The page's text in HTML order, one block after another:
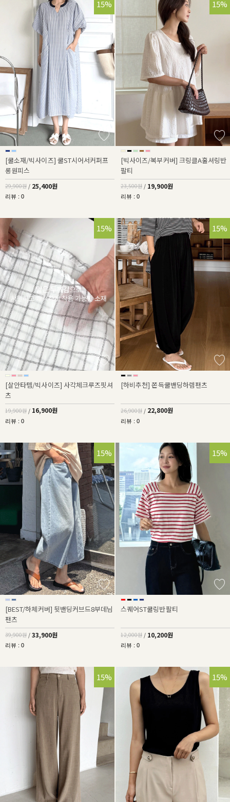
15%
[쿨소재/빅사이즈] 쿨ST시어서커퍼프
롱원피스
29,900원 / 25,400원
리뷰 : 0
15%
[빅사이즈/복부커버] 크링클A훌셔링반
팔티
23,500원 / 19,900원
리뷰 : 0
15%
[살안타템/빅사이즈] 사각체크루즈핏셔
츠
19,900원 / 16,900원
리뷰 : 0
15%
[하비추천] 쫀득쿨밴딩하렘팬츠
26,900원 / 22,800원
리뷰 : 0
15%
[BEST/하체커버] 뒷밴딩커브드8부데님
팬츠
39,900원 / 33,900원
리뷰 : 0
15%
스퀘어ST쿨링반팔티
12,000원 / 10,200원
리뷰 : 0
15% 15%